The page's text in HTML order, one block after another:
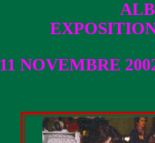
11 NOVEMBRE